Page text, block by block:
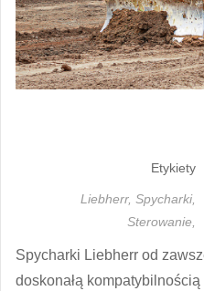
Etykiety
Liebherr, Spycharki,
Sterowanie,
Spycharki Liebherr od
doskonałą